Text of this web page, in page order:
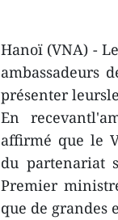
Hanoï (VNA) -
ambassadeurs
présenter
En
affirmé que le
du partenariat
Premier
que de grandes